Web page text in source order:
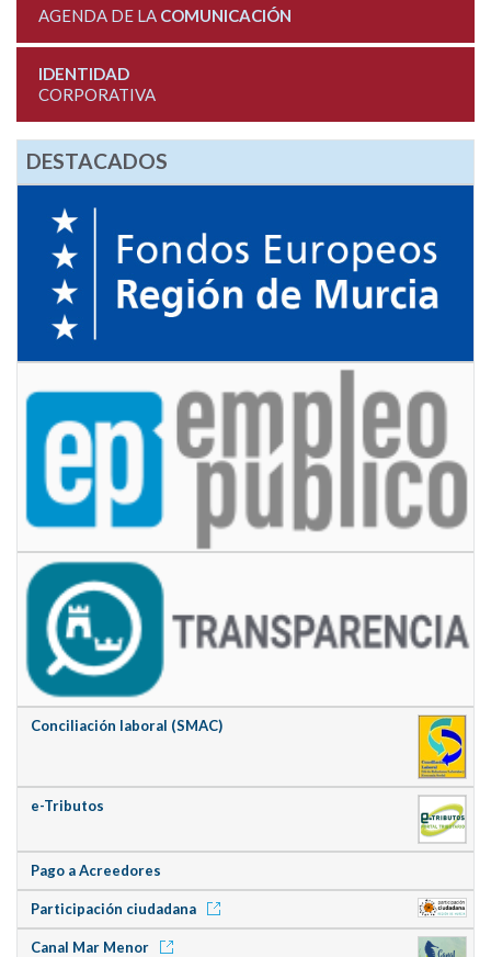
AGENDA DE LA COMUNICACIÓN
IDENTIDAD
CORPORATIVA
DESTACADOS
Conciliación laboral (SMAC)
e-Tributos
Pago a Acreedores
Participación ciudadana
Canal Mar Menor